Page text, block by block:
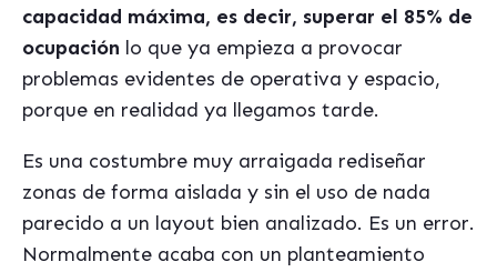
capacidad máxima, es decir, superar el 85% de
ocupación lo que ya empieza a provocar
problemas evidentes de operativa y espacio,
porque en realidad ya llegamos tarde.
Es una costumbre muy arraigada rediseñar
zonas de forma aislada y sin el uso de nada
parecido a un layout bien analizado. Es un error.
Normalmente acaba con un planteamiento